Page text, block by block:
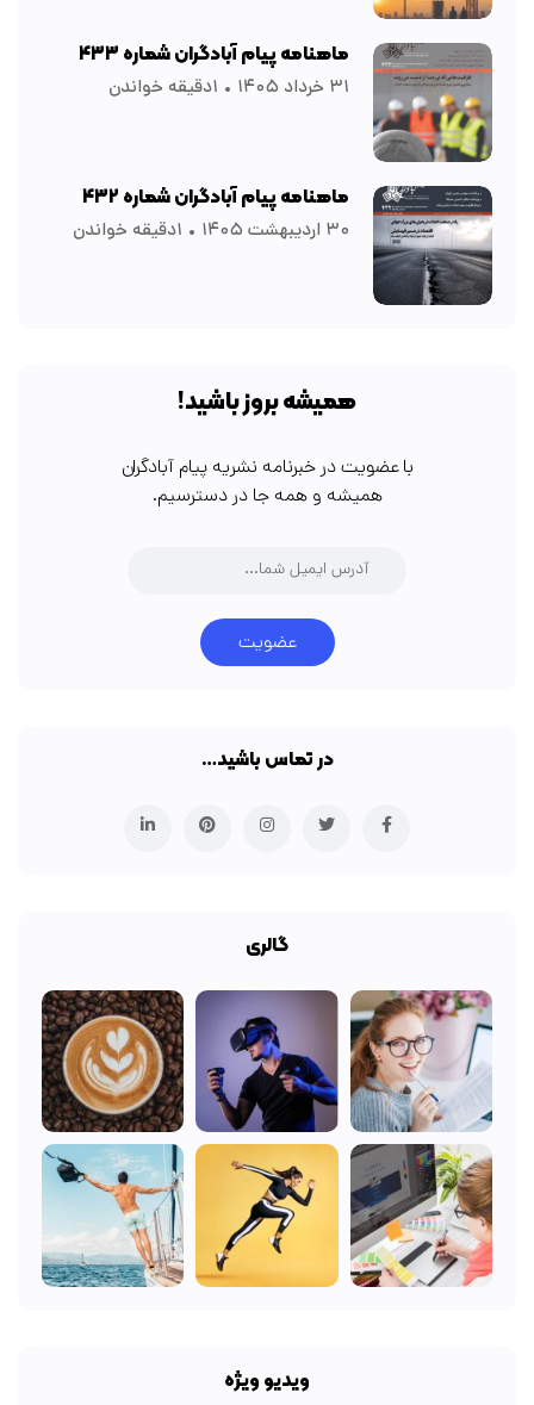
ماهنامه پیام آبادگران شماره ۴۳۳
۳۱ خرداد ۱۴۰۵ ۱دقیقه خواندن
ماهنامه پیام آبادگران شماره ۴۳۲
۳۰ اردیبهشت ۱۴۰۵ ۱دقیقه خواندن
همیشه بروز باشید!
با عضویت در خبرنامه نشریه پیام آبادگران
همیشه و همه جا در دسترسیم.
عضویت
در تماس باشید…
گالری
ویدیو ویژه